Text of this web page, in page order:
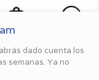
dado cuenta los
semanas. Ya no